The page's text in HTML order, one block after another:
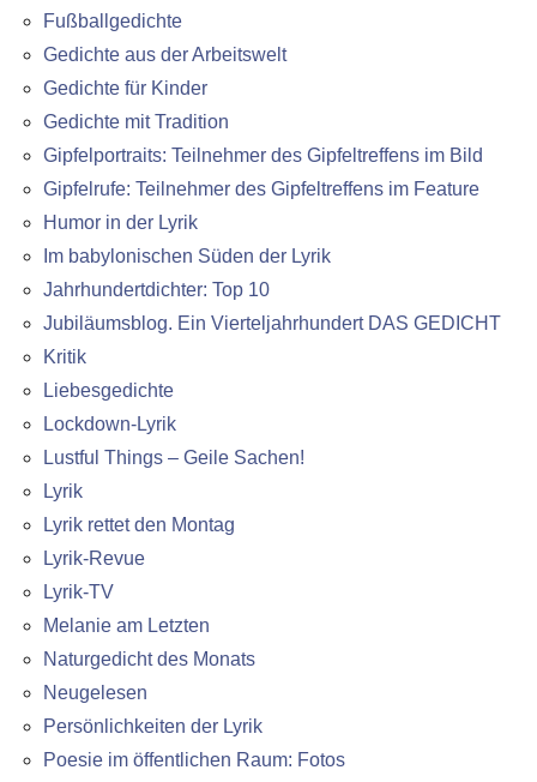
Fußballgedichte
Gedichte aus der Arbeitswelt
Gedichte für Kinder
Gedichte mit Tradition
Gipfelportraits: Teilnehmer des Gipfeltreffens im Bild
Gipfelrufe: Teilnehmer des Gipfeltreffens im Feature
Humor in der Lyrik
Im babylonischen Süden der Lyrik
Jahrhundertdichter: Top 10
Jubiläumsblog. Ein Vierteljahrhundert DAS GEDICHT
Kritik
Liebesgedichte
Lockdown-Lyrik
Lustful Things – Geile Sachen!
Lyrik
Lyrik rettet den Montag
Lyrik-Revue
Lyrik-TV
Melanie am Letzten
Naturgedicht des Monats
Neugelesen
Persönlichkeiten der Lyrik
Poesie im öffentlichen Raum: Fotos